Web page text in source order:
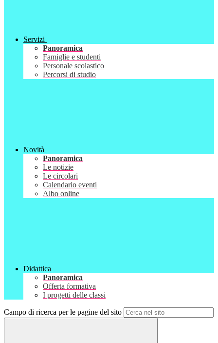
Servizi
Panoramica
Famiglie e studenti
Personale scolastico
Percorsi di studio
Novità
Panoramica
Le notizie
Le circolari
Calendario eventi
Albo online
Didattica
Panoramica
Offerta formativa
I progetti delle classi
Campo di ricerca per le pagine del sito